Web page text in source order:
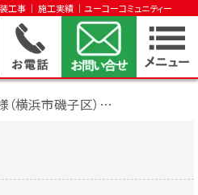
装工事 │ 施工実績 │ユーコーコミュニティー
K・F様（横浜市磯子区）屋根・外壁塗装工事